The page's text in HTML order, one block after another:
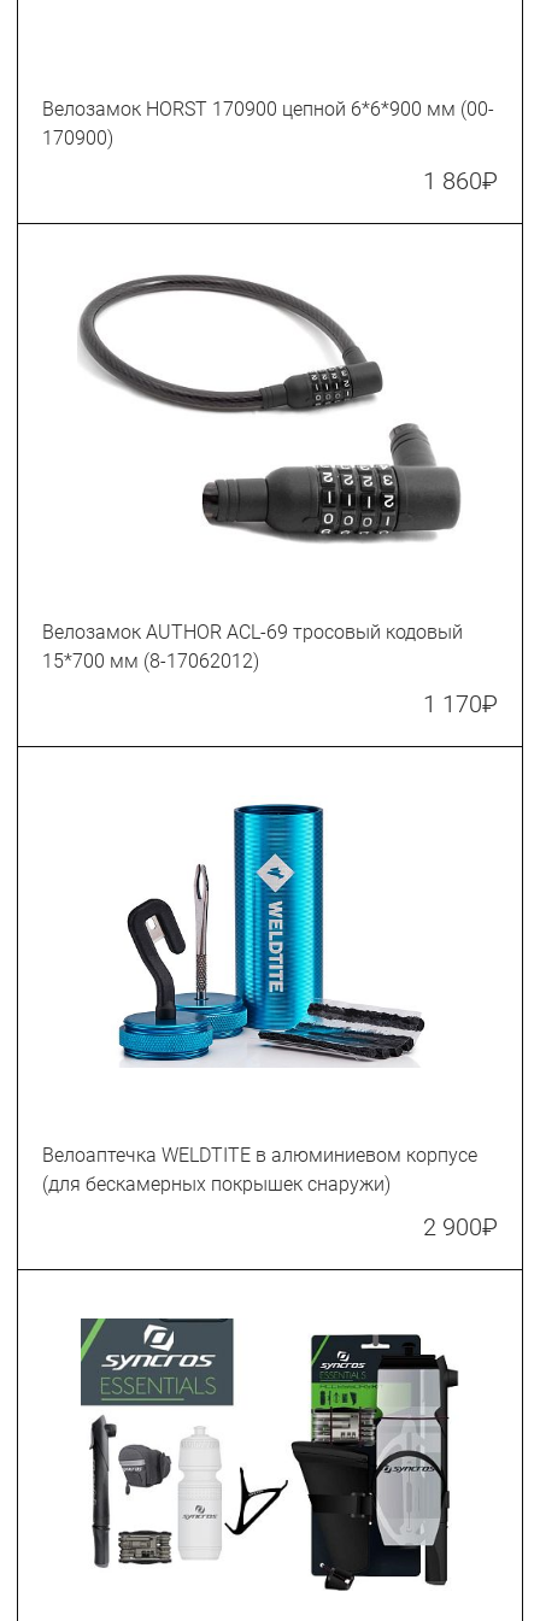
Велозамок HORST 170900 цепной 6*6*900 мм (00-
170900)
1 860₽
Велозамок AUTHOR ACL-69 тросовый кодовый
15*700 мм (8-17062012)
1 170₽
Велоаптечка WELDTITE в алюминиевом корпусе
(для бескамерных покрышек снаружи)
2 900₽